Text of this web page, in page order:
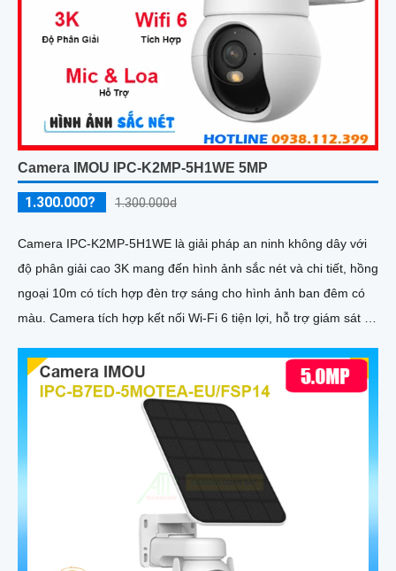
Camera IMOU IPC-K2MP-5H1WE 5MP
1.300.000? 1.300.000d
Camera IPC-K2MP-5H1WE là giải pháp an ninh không dây với
độ phân giải cao 3K mang đến hình ảnh sắc nét và chi tiết, hồng
ngoại 10m có tích hợp đèn trợ sáng cho hình ảnh ban đêm có
màu. Camera tích hợp kết nối Wi-Fi 6 tiện lợi, hỗ trợ giám sát từ